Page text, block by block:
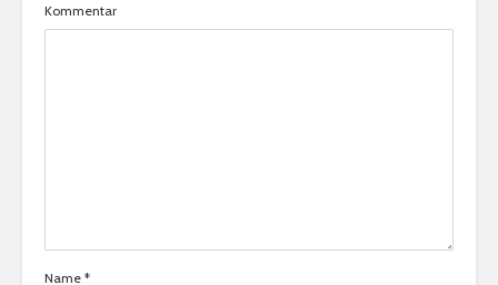
Kommentar
Name *